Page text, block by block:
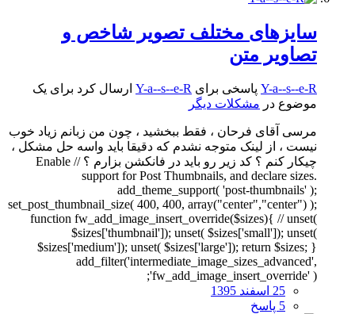
سایزهای مختلف تصویر شاخص و
تصاویر متن
Y-a--s--e-R پاسخی برای Y-a--s--e-R ارسال کرد برای یک
موضوع در مشکلات دیگر
مرسی آقای فرحان ، فقط ببخشید ، چون من زبانم زیاد خوب
نیست ، از لینک متوجه نشدم که دقیقا باید واسه حل مشکل ،
چیکار کنم ؟ کد زیر رو باید در فانکشن بزارم ؟ // Enable
support for Post Thumbnails, and declare sizes.
add_theme_support( 'post-thumbnails' );
set_post_thumbnail_size( 400, 400, array("center","center") );
function fw_add_image_insert_override($sizes){ // unset(
$sizes['thumbnail']); unset( $sizes['small']); unset(
$sizes['medium']); unset( $sizes['large']); return $sizes; }
add_filter('intermediate_image_sizes_advanced',
'fw_add_image_insert_override' );
25 اسفند 1395
5 پاسخ